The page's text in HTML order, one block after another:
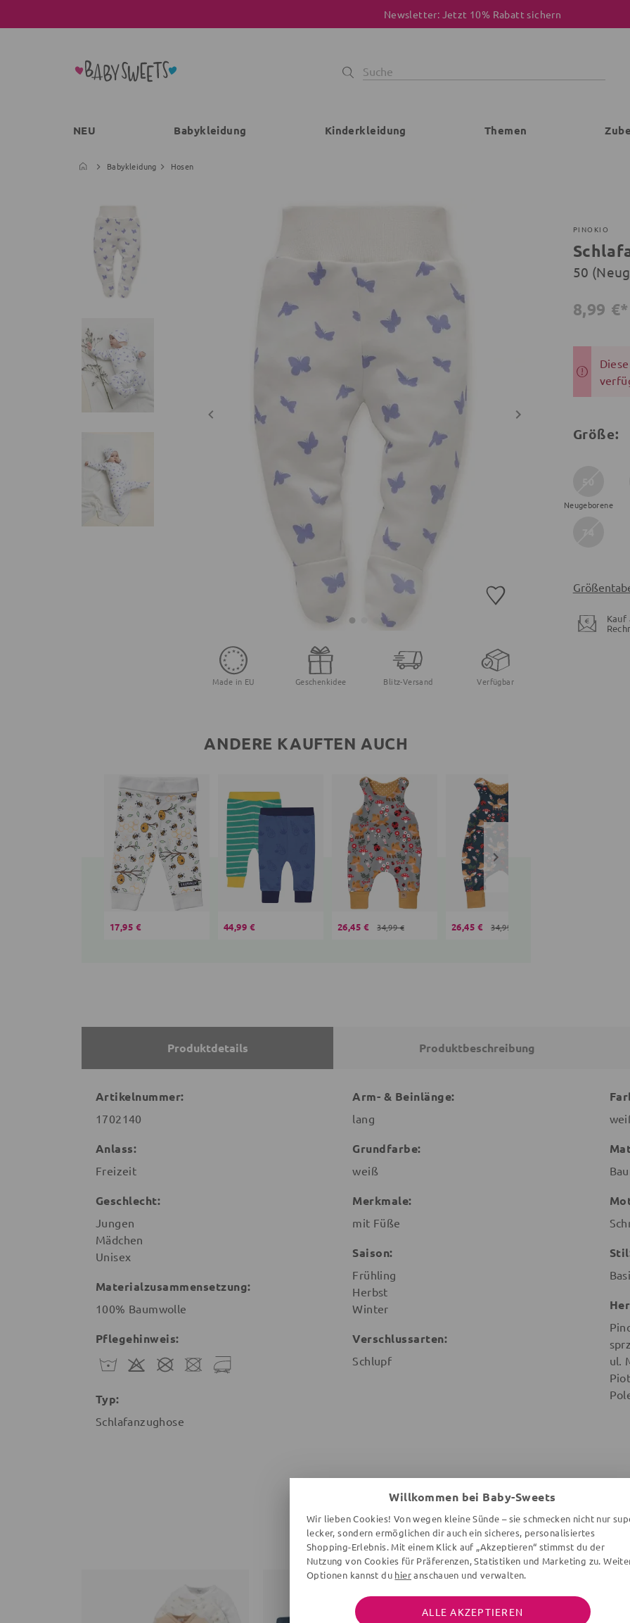
Newsletter: Jetzt 10% Rabatt sichern
NEU Babykleidung Kinderkleidung Themen
Babykleidung Hosen
Made in EU Geschenkidee Blitz-Versand Verfügbar
ANDERE KAUFTEN AUCH
17,95 € 44,99 € 26,45 € 34,99 € 26,45 € 34,99 €
PINOKIO
50
8,99 €*
Größe:
Neugeborene
Kauf
Produktdetails Produktbeschreibung
Artikelnummer:
1702140
Anlass:
Freizeit
Geschlecht:
Jungen
Mädchen
Unisex
Materialzusammensetzung:
100% Baumwolle
Pflegehinweis:
Typ:
Schlafanzughose
Arm- & Beinlänge:
lang
Grundfarbe:
weiß
Merkmale:
mit Füße
Saison:
Frühling
Herbst
Winter
Verschlussarten:
Schlupf
ul.
WEITERE ARTIKEL DER MARKE
Willkommen bei Baby-Sweets
Wir lieben Cookies! Von wegen kleine Sünde – sie schmecken nicht nur
lecker, sondern ermöglichen dir auch ein sicheres, personalisiertes
Shopping-Erlebnis. Mit einem Klick auf „Akzeptieren“ stimmst du der
Nutzung von Cookies für Präferenzen, Statistiken und Marketing zu.
Optionen kannst du hieranschauen und verwalten.
ALLE AKZEPTIEREN